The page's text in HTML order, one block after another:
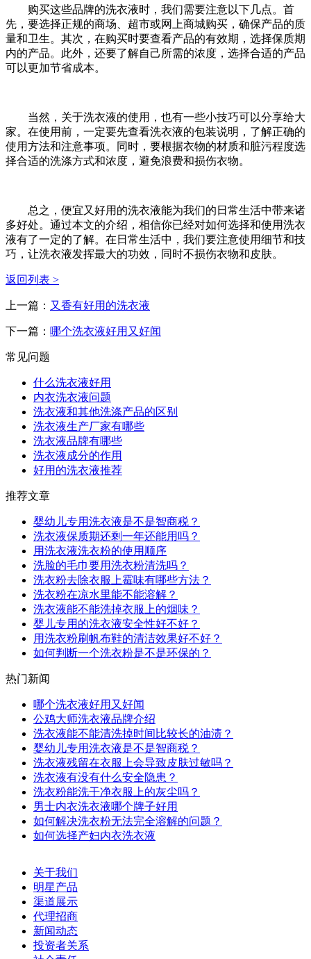
购买这些品牌的洗衣液时，我们需要注意以下几点。首
先，要选择正规的商场、超市或网上商城购买，确保产品的质
量和卫生。其次，在购买时要查看产品的有效期，选择保质期
内的产品。此外，还要了解自己所需的浓度，选择合适的产品
可以更加节省成本。
当然，关于洗衣液的使用，也有一些小技巧可以分享给大
家。在使用前，一定要先查看洗衣液的包装说明，了解正确的
使用方法和注意事项。同时，要根据衣物的材质和脏污程度选
择合适的洗涤方式和浓度，避免浪费和损伤衣物。
总之，便宜又好用的洗衣液能为我们的日常生活中带来诸
多好处。通过本文的介绍，相信你已经对如何选择和使用洗衣
液有了一定的了解。在日常生活中，我们要注意使用细节和技
巧，让洗衣液发挥最大的功效，同时不损伤衣物和皮肤。
返回列表 >
上一篇： 又香有好用的洗衣液
下一篇： 哪个洗衣液好用又好闻
常见问题
什么洗衣液好用
内衣洗衣液问题
洗衣液和其他洗涤产品的区别
洗衣液生产厂家有哪些
洗衣液品牌有哪些
洗衣液成分的作用
好用的洗衣液推荐
推荐文章
婴幼儿专用洗衣液是不是智商税？
洗衣液保质期还剩一年还能用吗？
用洗衣液洗衣粉的使用顺序
洗脸的毛巾要用洗衣粉清洗吗？
洗衣粉去除衣服上霉味有哪些方法？
洗衣粉在凉水里能不能溶解？
洗衣液能不能洗掉衣服上的烟味？
婴儿专用的洗衣液安全性好不好？
用洗衣粉刷帆布鞋的清洁效果好不好？
如何判断一个洗衣粉是不是环保的？
热门新闻
哪个洗衣液好用又好闻
公鸡大师洗衣液品牌介绍
洗衣液能不能清洗掉时间比较长的油渍？
婴幼儿专用洗衣液是不是智商税？
洗衣液残留在衣服上会导致皮肤过敏吗？
洗衣液有没有什么安全隐患？
洗衣粉能洗干净衣服上的灰尘吗？
男士内衣洗衣液哪个牌子好用
如何解决洗衣粉无法完全溶解的问题？
如何选择产妇内衣洗衣液
关于我们
明星产品
渠道展示
代理招商
新闻动态
投资者关系